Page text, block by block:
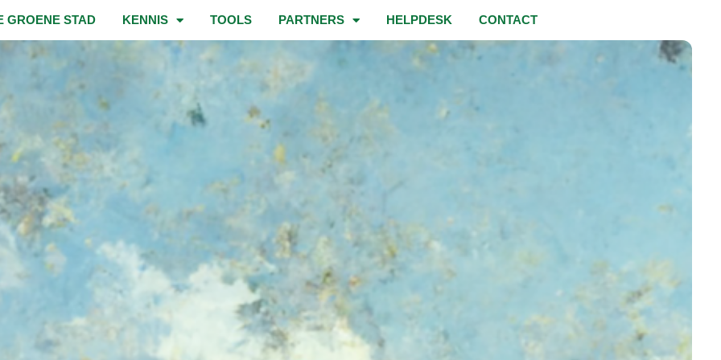
GROENE STAD KENNIS TOOLS PARTNERS HELPDESK CONTACT